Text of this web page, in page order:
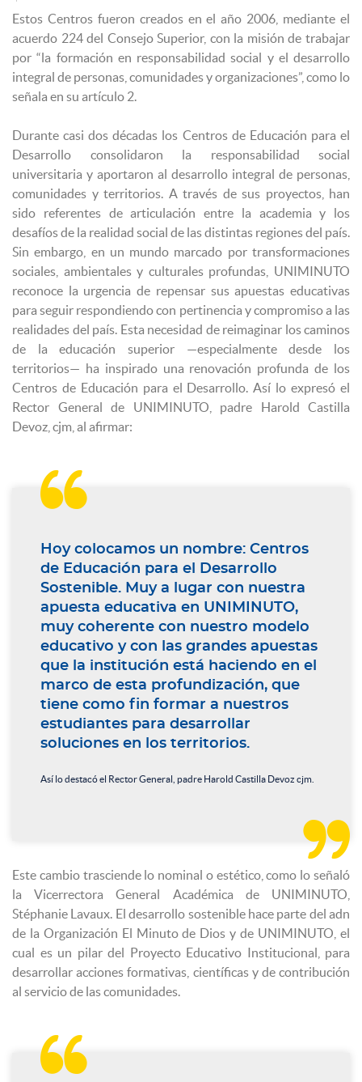
Estos Centros fueron creados en el año 2006, mediante el
acuerdo 224 del Consejo Superior, con la misión de trabajar
por “la formación en responsabilidad social y el desarrollo
integral de personas, comunidades y organizaciones”, como lo
señala en su artículo 2.
Durante casi dos décadas los Centros de Educación para el
Desarrollo consolidaron la responsabilidad social
universitaria y aportaron al desarrollo integral de personas,
comunidades y territorios. A través de sus proyectos, han
sido referentes de articulación entre la academia y los
desafíos de la realidad social de las distintas regiones del país.
Sin embargo, en un mundo marcado por transformaciones
sociales, ambientales y culturales profundas, UNIMINUTO
reconoce la urgencia de repensar sus apuestas educativas
para seguir respondiendo con pertinencia y compromiso a las
realidades del país. Esta necesidad de reimaginar los caminos
de la educación superior —especialmente desde los
territorios— ha inspirado una renovación profunda de los
Centros de Educación para el Desarrollo. Así lo expresó el
Rector General de UNIMINUTO, padre Harold Castilla
Devoz, cjm, al afirmar:

Hoy colocamos un nombre: Centros
de Educación para el Desarrollo
Sostenible. Muy a lugar con nuestra
apuesta educativa en UNIMINUTO,
muy coherente con nuestro modelo
educativo y con las grandes apuestas
que la institución está haciendo en el
marco de esta profundización, que
tiene como fin formar a nuestros
estudiantes para desarrollar
soluciones en los territorios.
Así lo destacó el Rector General, padre Harold Castilla Devoz cjm.

Este cambio trasciende lo nominal o estético, como lo señaló
la Vicerrectora General Académica de UNIMINUTO,
Stéphanie Lavaux. El desarrollo sostenible hace parte del adn
de la Organización El Minuto de Dios y de UNIMINUTO, el
cual es un pilar del Proyecto Educativo Institucional, para
desarrollar acciones formativas, científicas y de contribución
al servicio de las comunidades.
